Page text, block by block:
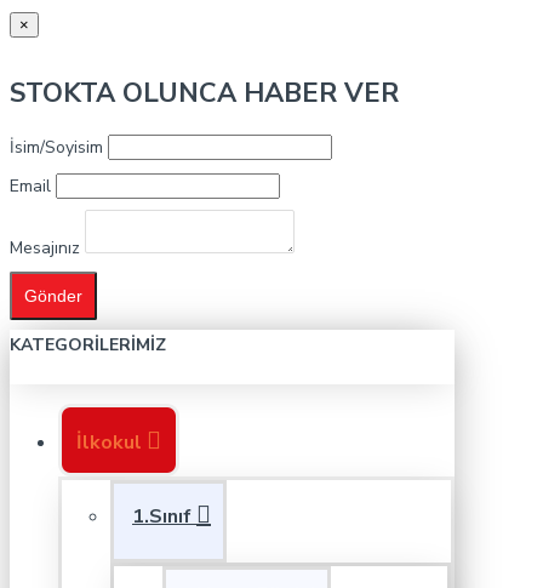
×
STOKTA OLUNCA HABER VER
İsim/Soyisim
Email
Mesajınız
Gönder
KATEGORILERIMIZ
İlkokul
1.Sınıf